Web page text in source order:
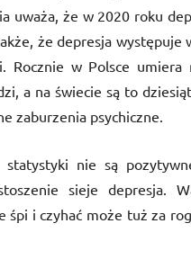
uważa, że w 2020 roku
że depresja
Rocznie w Polsce umiera
a na świecie są to
zaburzenia psychiczne.
nie są
sieje
i czyhać może tuż za